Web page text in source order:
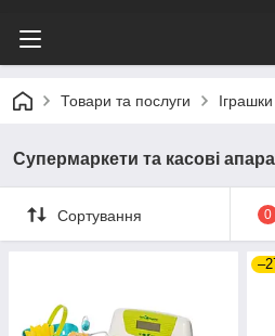
Товари та послуги Іграшки
Супермаркети та касові
Сортування 0